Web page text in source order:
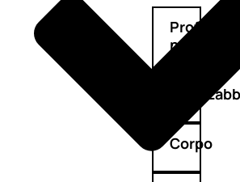
Profumi
nature
Viso/
Corpo